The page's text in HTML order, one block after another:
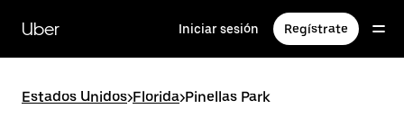
contenido
principal
Uber Iniciar sesión Regístrate
Estados Unidos>Florida>Pinellas Park